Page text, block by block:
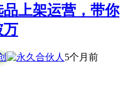
上架运营，带你
万
5个月前